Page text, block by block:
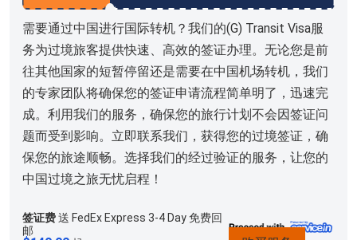
需要通过中国进行国际转机？我们的(G) Transit Visa服
务为过境旅客提供快速、高效的签证办理。无论您是前
往其他国家的短暂停留还是需要在中国机场转机，我们
的专家团队将确保您的签证申请流程简单明了，迅速完
成。利用我们的服务，确保您的旅行计划不会因签证问
题而受到影响。立即联系我们，获得您的过境签证，确
保您的旅途顺畅。选择我们的经过验证的服务，让您的
中国过境之旅无忧启程！
签证费送 FedEx Express 3-4 Day 免费回
邮